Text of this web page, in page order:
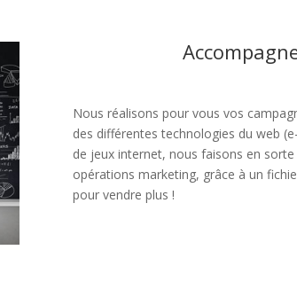
Nous réalisons pour vous vos
des différentes technologies du web
de jeux internet, nous faisons en
opérations marketing, grâce à un
pour vendre plus !